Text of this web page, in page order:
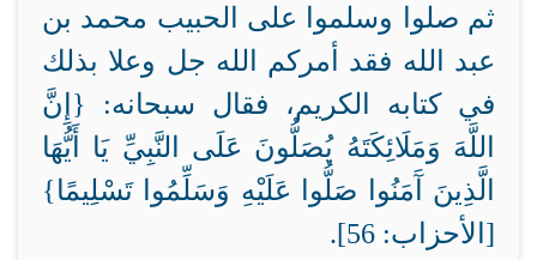
ثم صلوا وسلموا على الحبيب محمد بن
عبد الله فقد أمركم الله جل وعلا بذلك
في كتابه الكريم، فقال سبحانه: {إِنَّ
اللَّهَ وَمَلَائِكَتَهُ يُصَلُّونَ عَلَى النَّبِيِّ يَا أَيُّهَا
الَّذِينَ آَمَنُوا صَلُّوا عَلَيْهِ وَسَلِّمُوا تَسْلِيمًا}
[الأحزاب: 56].